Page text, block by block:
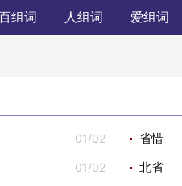
组词 人组词 爱组词
01/02 省惜
01/02 北省